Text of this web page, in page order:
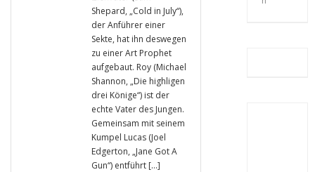
Shepard, „Cold in July“),
der Anführer einer
Sekte, hat ihn deswegen
zu einer Art Prophet
aufgebaut. Roy (Michael
Shannon, „Die highligen
drei Könige“) ist der
echte Vater des Jungen.
Gemeinsam mit seinem
Kumpel Lucas (Joel
Edgerton, „Jane Got A
Gun“) entführt […]